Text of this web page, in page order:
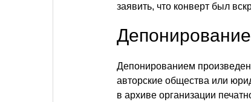
заявить, что конверт был
Депонированием
авторские общества или
в архиве организации